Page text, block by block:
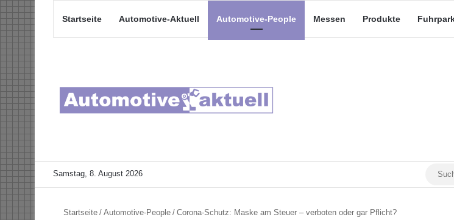
Startseite Automotive-Aktuell Automotive-People Messen Produkte
Samstag, 8. August 2026 YouTube
Startseite / Automotive-People / Corona-Schutz: Maske am Steuer – verboten oder gar Pflicht?